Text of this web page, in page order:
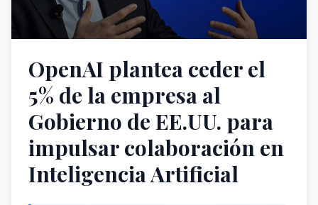
OpenAI plantea ceder el
5% de la empresa al
Gobierno de EE.UU. para
impulsar colaboración en
Inteligencia Artificial